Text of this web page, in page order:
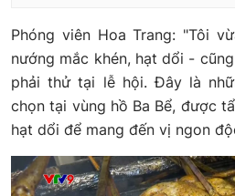
Phóng viên Hoa Trang: "Tôi
nướng mắc khén, hạt dổi -
phải thử tại lễ hội. Đây là
chọn tại vùng hồ Ba Bể, được
hạt dổi để mang đến vị ngon